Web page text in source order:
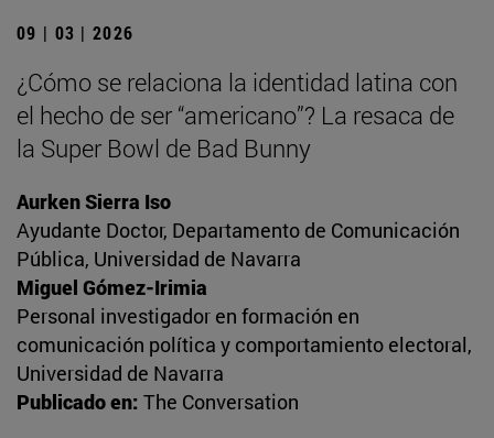
09 | 03 | 2026
¿Cómo se relaciona la identidad latina con
el hecho de ser “americano”? La resaca de
la Super Bowl de Bad Bunny
Aurken Sierra Iso
Ayudante Doctor, Departamento de Comunicación
Pública, Universidad de Navarra
Miguel Gómez-Irimia
Personal investigador en formación en
comunicación política y comportamiento electoral,
Universidad de Navarra
Publicado en: The Conversation